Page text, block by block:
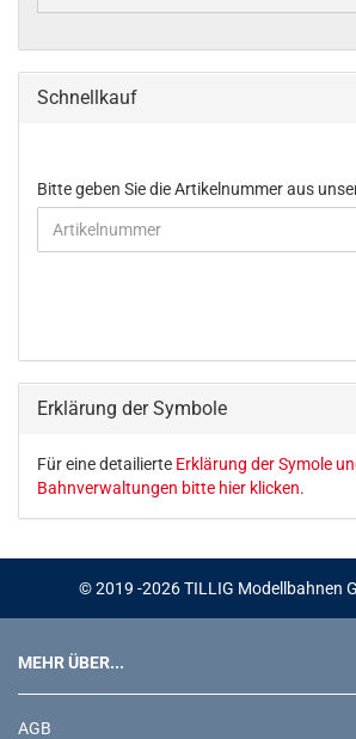
Schnellkauf
BITTE
GEBEN
SIE
EIN.
Bitte geben Sie die Artikelnummer aus
Erklärung der Symbole
Für eine detailierte Erklärung der Symole
Bahnverwaltungen bitte hier klicken.
© 2019 -2026 TILLIG Modellbahnen
MEHR ÜBER...
AGB